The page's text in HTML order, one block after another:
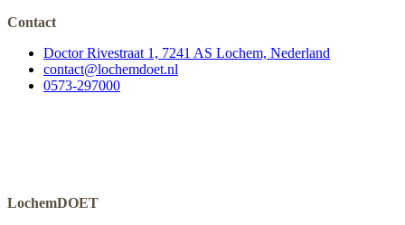
Contact
Doctor Rivestraat 1, 7241 AS Lochem, Nederland
contact@lochemdoet.nl
0573-297000
LochemDOET